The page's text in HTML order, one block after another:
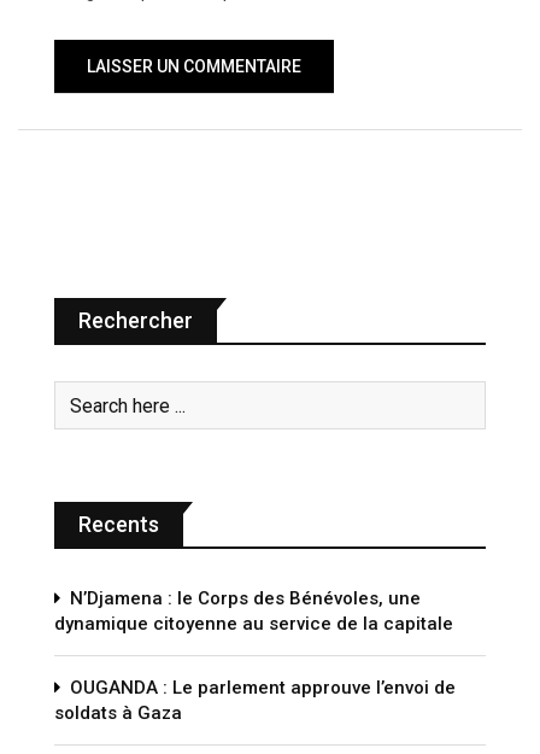
Rechercher
Recents
N’Djamena : le Corps des Bénévoles, une
dynamique citoyenne au service de la capitale
OUGANDA : Le parlement approuve l’envoi de
soldats à Gaza